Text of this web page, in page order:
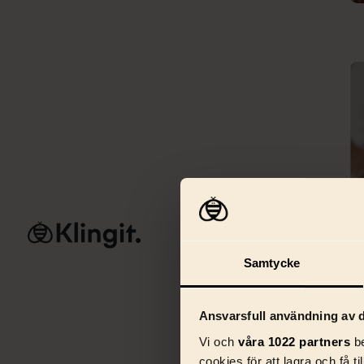
Samtycke
Ansvarsfull användning av
Vi och våra 1022 partners
cookies för att lagra och få